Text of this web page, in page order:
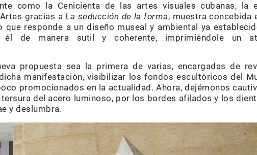
como la Cenicienta de las artes visuales cubanas, la
gracias aLa seducción de la forma, muestra concebida
que responde a un diseño museal y ambiental ya
de manera sutil y coherente, imprimiéndole un
propuesta sea la primera de varias, encargadas de
manifestación, visibilizar los fondos escultóricos del
promocionados en la actualidad. Ahora, dejémonos
del acero luminoso, por los bordes afilados y los
y deslumbra.